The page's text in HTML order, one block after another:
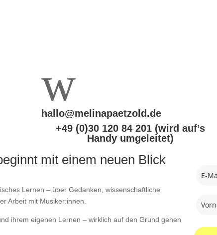
w
hallo@melinapaetzold.de
+49 (0)30 120 84 201 (wird auf’s
Handy umgeleitet)
mit einem neuen Blick
Lernen – über Gedanken, wissenschaftliche
Arbeit mit Musiker:innen.
ihrem eigenen Lernen – wirklich auf den Grund gehen